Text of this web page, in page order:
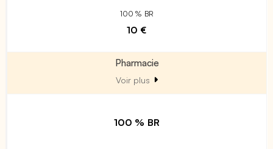
100 % BR
10 €
Pharmacie
Voir plus
100 % BR